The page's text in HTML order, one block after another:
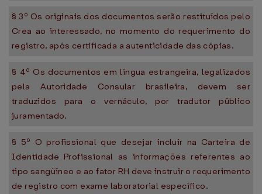
§ 3º Os originais dos documentos serão restituídos pelo
Crea ao interessado, no momento do requerimento do
registro, após certificada a autenticidade das cópias.
§ 4º Os documentos em língua estrangeira, legalizados
pela Autoridade Consular brasileira, devem ser
traduzidos para o vernáculo, por tradutor público
juramentado.
§ 5º O profissional que desejar incluir na Carteira de
Identidade Profissional as informações referentes ao
tipo sangüíneo e ao fator RH deve instruir o requerimento
de registro com exame laboratorial específico.